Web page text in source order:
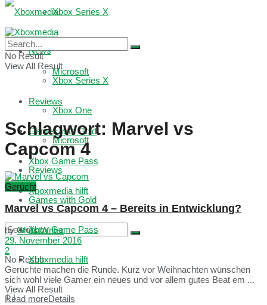
Xbox Series X
Microsoft
Reviews
Games with Gold
Xbox Game Pass
Xboxmedia hilft
No Result
View All Result
News
Xbox Series X
Xbox One
Microsoft
Reviews
Games with Gold
Xbox Game Pass
Xboxmedia hilft
No Result
View All Result
Schlagwort: Marvel vs
Capcom 4
Gerücht
Marvel vs Capcom 4 – Bereits in Entwicklung?
by GhostWriter
29. November 2016
2
Gerüchte machen die Runde. Kurz vor Weihnachten wünschen
sich wohl viele Gamer ein neues und vor allem gutes Beat em ...
Read moreDetails